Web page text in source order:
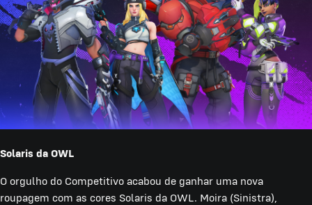
Solaris da OWL
O orgulho do Competitivo acabou de ganhar uma nova
roupagem com as cores Solaris da OWL. Moira (Sinistra),